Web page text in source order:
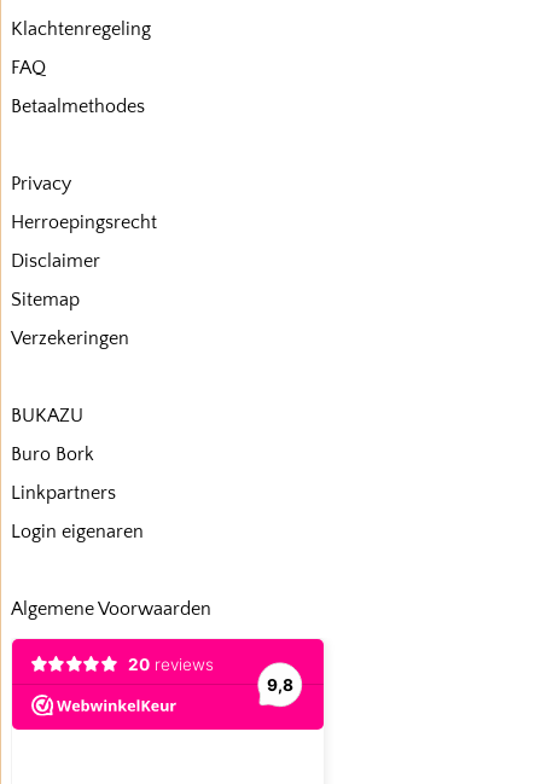
Klachtenregeling
FAQ
Betaalmethodes
Privacy
Herroepingsrecht
Disclaimer
Sitemap
Verzekeringen
BUKAZU
Buro Bork
Linkpartners
Login eigenaren
Algemene Voorwaarden